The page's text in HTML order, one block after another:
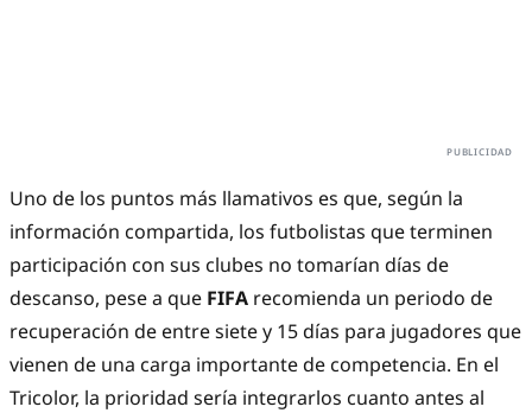
Uno de los puntos más llamativos es que, según la
información compartida, los futbolistas que terminen
participación con sus clubes no tomarían días de
descanso, pese a que FIFA recomienda un periodo de
recuperación de entre siete y 15 días para jugadores que
vienen de una carga importante de competencia. En el
Tricolor, la prioridad sería integrarlos cuanto antes al